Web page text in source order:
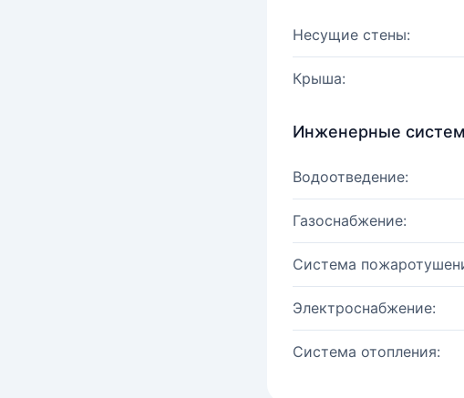
Несущие стены:
Крыша:
Инженерные
Водоотведение:
Газоснабжение:
Система
Электроснабжение:
Система отопления: